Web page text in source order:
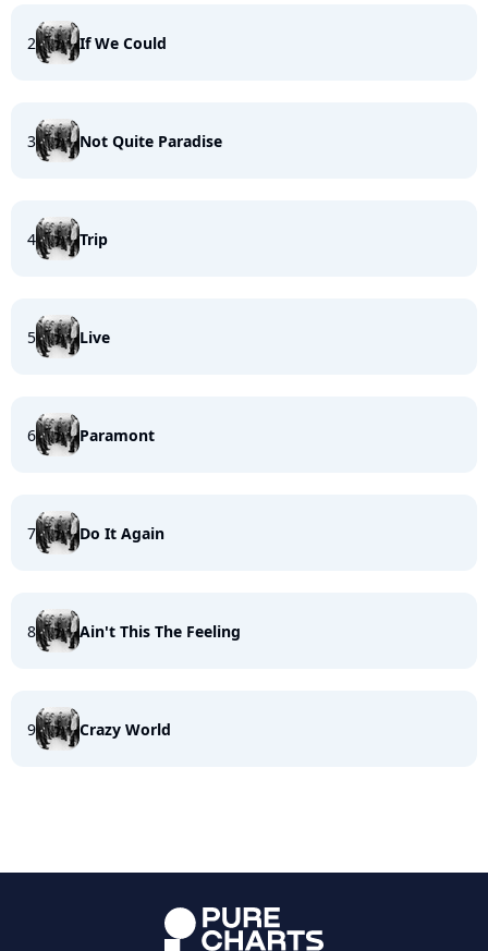
2 If We Could
3 Not Quite Paradise
4 Trip
5 Live
6 Paramont
7 Do It Again
8 Ain't This The Feeling
9 Crazy World